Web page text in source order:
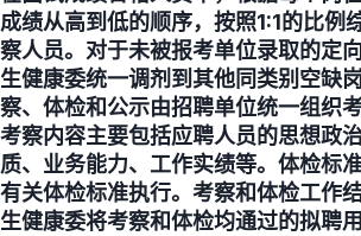
成绩从高到低的顺序，按照1:1的比例
察人员。对于未被报考单位录取的定
生健康委统一调剂到其他同类别空缺
察、体检和公示由招聘单位统一组织
考察内容主要包括应聘人员的思想政
质、业务能力、工作实绩等。体检标
有关体检标准执行。考察和体检工作
生健康委将考察和体检均通过的拟聘